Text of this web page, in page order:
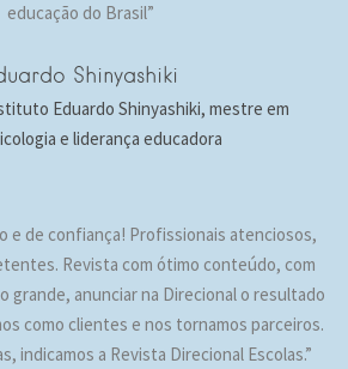
educação do Brasil”
Shinyashiki
Eduardo Shinyashiki, mestre em
e liderança educadora
e de confiança! Profissionais atenciosos,
Revista com ótimo conteúdo, com
grande, anunciar na Direcional o resultado
como clientes e nos tornamos parceiros.
indicamos a Revista Direcional Escolas.”